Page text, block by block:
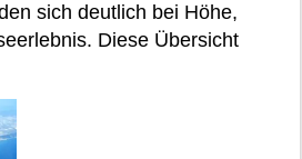
sich deutlich bei Höhe,
Diese Übersicht